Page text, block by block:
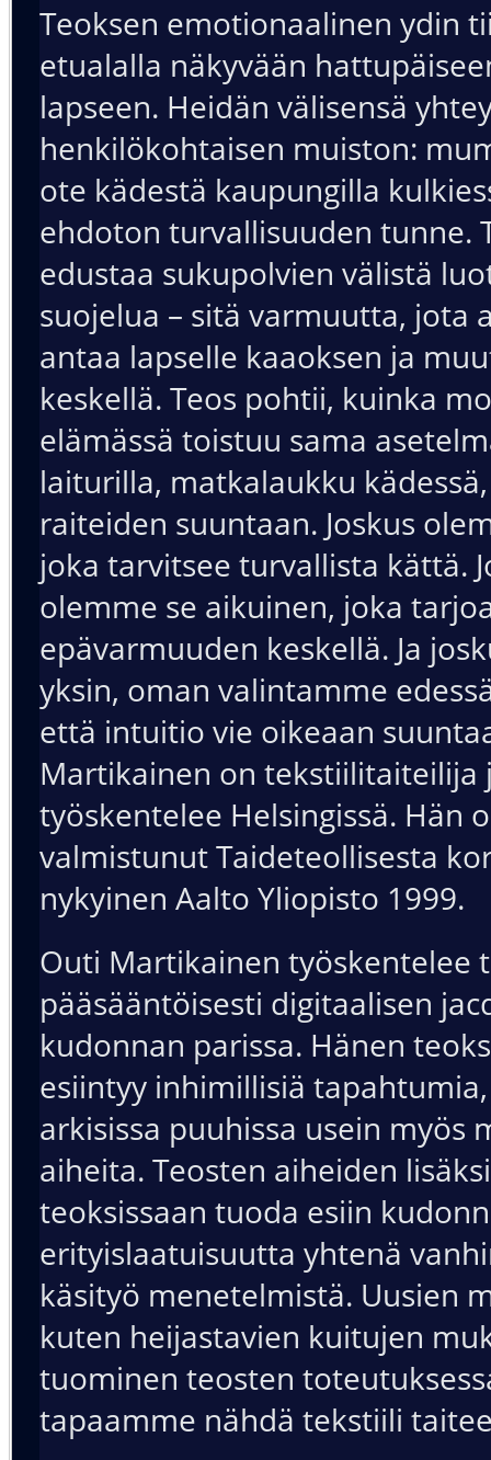
Teoksen emotionaalinen ydin
etualalla näkyvään
lapseen. Heidän välisensä
henkilökohtaisen muiston:
ote kädestä kaupungilla
ehdoton turvallisuuden tunne.
edustaa sukupolvien välistä
suojelua – sitä varmuutta, jota
antaa lapselle kaaoksen ja
keskellä. Teos pohtii, kuinka
elämässä toistuu sama
laiturilla, matkalaukku
raiteiden suuntaan. Joskus
joka tarvitsee turvallista kättä.
olemme se aikuinen, joka
epävarmuuden keskellä. Ja
yksin, oman valintamme
että intuitio vie oikeaan
Martikainen on tekstiilitaiteilija
työskentelee Helsingissä. Hän
valmistunut Taideteollisesta
nykyinen Aalto Yliopisto 1999.
Outi Martikainen työskentelee
pääsääntöisesti digitaalisen
kudonnan parissa. Hänen
esiintyy inhimillisiä
arkisissa puuhissa usein myös
aiheita. Teosten aiheiden
teoksissaan tuoda esiin
erityislaatuisuutta yhtenä
käsityö menetelmistä. Uusien
kuten heijastavien kuitujen
tuominen teosten
tapaamme nähdä tekstiili